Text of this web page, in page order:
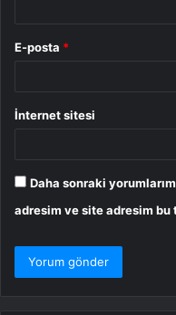
E-posta *
İnternet sitesi
Daha sonraki
adresim ve site adresim bu